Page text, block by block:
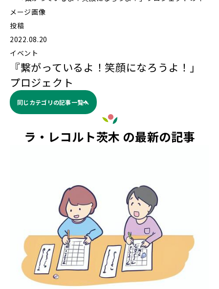
投稿
2022.08.20
イベント
『繋がっているよ！笑顔になろうよ！」
プロジェクト
同じカテゴリの記事⼀覧へ
ラ・レコルト茨木 の最新の記事